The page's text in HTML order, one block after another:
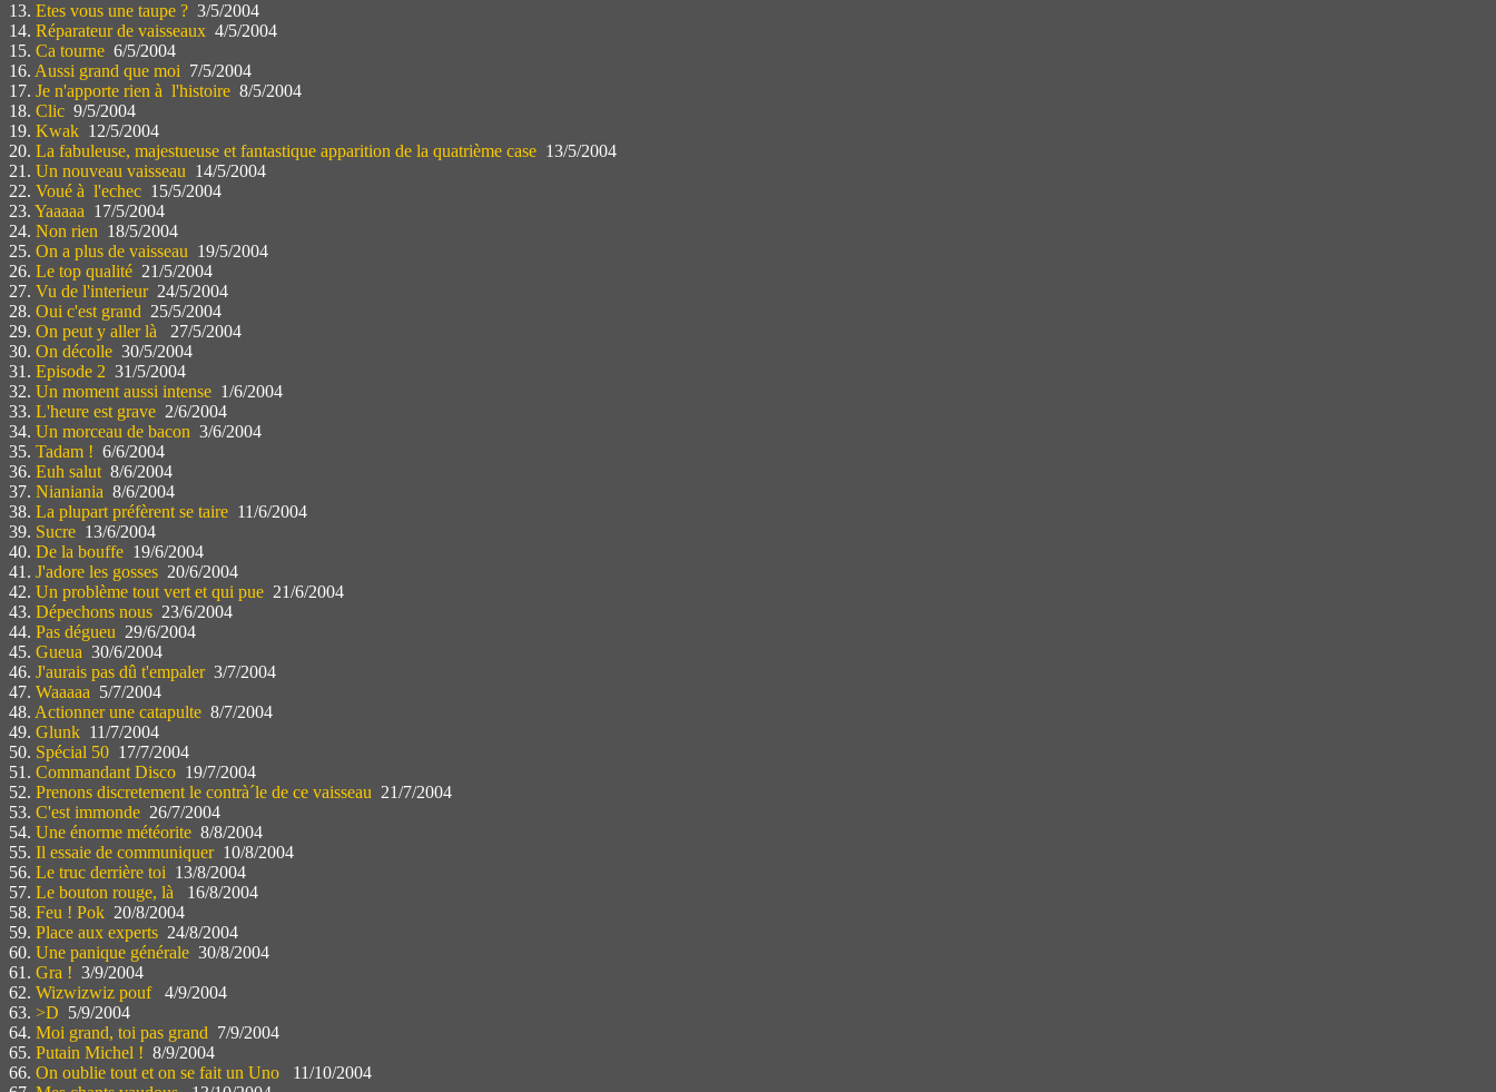
13. Etes vous une taupe ? 3/5/2004
14. Réparateur de vaisseaux 4/5/2004
15. Ca tourne 6/5/2004
16. Aussi grand que moi 7/5/2004
17. Je n'apporte rien à l'histoire 8/5/2004
18. Clic 9/5/2004
19. Kwak 12/5/2004
20. La fabuleuse, majestueuse et fantastique apparition de la quatrième case 13/5/2004
21. Un nouveau vaisseau 14/5/2004
22. Voué à l'echec 15/5/2004
23. Yaaaaa 17/5/2004
24. Non rien 18/5/2004
25. On a plus de vaisseau 19/5/2004
26. Le top qualité 21/5/2004
27. Vu de l'interieur24/5/2004
28. Oui c'est grand 25/5/2004
29. On peut y aller là
27/5/2004
30. On décolle 30/5/2004
31. Episode 2 31/5/2004
32. Un moment aussi intense 1/6/2004
33. L'heure est grave 2/6/2004
34. Un morceau de bacon 3/6/2004
35. Tadam ! 6/6/2004
36. Euh salut 8/6/2004
37. Nianiania 8/6/2004
38. La plupart préfèrent se taire 11/6/2004
39. Sucre 13/6/2004
40. De la bouffe 19/6/2004
41. J'adore les gosses 20/6/2004
42. Un problème tout vert et qui pue 21/6/2004
43. Dépechons nous 23/6/2004
44. Pas dégueu 29/6/2004
45. Gueua 30/6/2004
46. J'aurais pas dû t'empaler3/7/2004
47. Waaaaa 5/7/2004
48. Actionner une catapulte 8/7/2004
49. Glunk 11/7/2004
50. Spécial 50 17/7/2004
51. Commandant Disco 19/7/2004
52. Prenons discretement le contrà´le de ce vaisseau 21/7/2004
53. C'est immonde 26/7/2004
54. Une énorme météorite 8/8/2004
55. Il essaie de communiquer10/8/2004
56. Le truc derrière toi 13/8/2004
57. Le bouton rouge, là
16/8/2004
58. Feu ! Pok 20/8/2004
59. Place aux experts 24/8/2004
60. Une panique générale 30/8/2004
61. Gra ! 3/9/2004
62. Wizwizwiz pouf
4/9/2004
63. >D 5/9/2004
64. Moi grand, toi pas grand 7/9/2004
65. Putain Michel ! 8/9/2004
66. On oublie tout et on se fait un Uno
11/10/2004